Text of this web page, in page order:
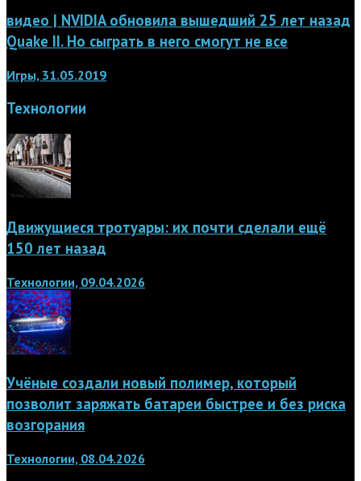
видео | NVIDIA обновила вышедший 25 лет назад
Quake II. Но сыграть в него смогут не все
Игры, 31.05.2019
Технологии
Движущиеся тротуары: их почти сделали ещё
150 лет назад
Технологии, 09.04.2026
Учёные создали новый полимер, который
позволит заряжать батареи быстрее и без риска
возгорания
Технологии, 08.04.2026